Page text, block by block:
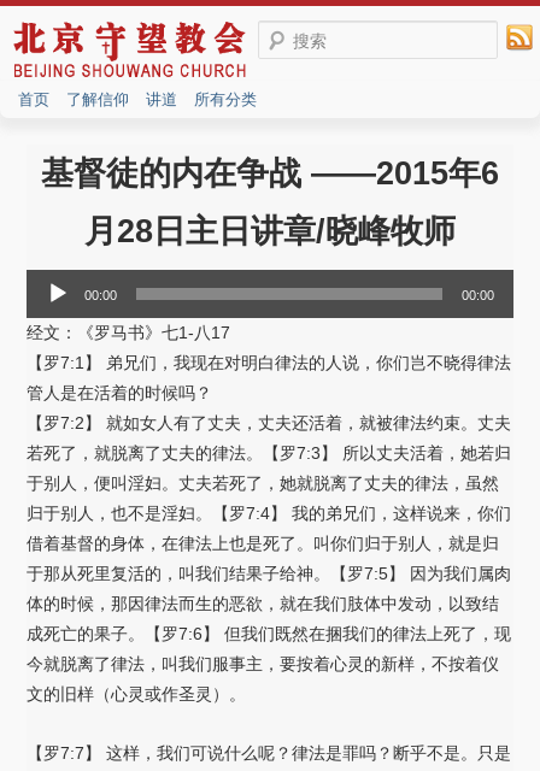
搜索
首页 了解信仰 讲道 所有分类
基督徒的内在争战 ——2015年6
月28日主日讲章/晓峰牧师
播
放
器
00:00 00:00
经文：《罗马书》七1-八17
【罗7:1】 弟兄们，我现在对明白律法的人说，你们岂不晓得律法
管人是在活着的时候吗？
【罗7:2】 就如女人有了丈夫，丈夫还活着，就被律法约束。丈夫
若死了，就脱离了丈夫的律法。【罗7:3】 所以丈夫活着，她若归
于别人，便叫淫妇。丈夫若死了，她就脱离了丈夫的律法，虽然
归于别人，也不是淫妇。【罗7:4】 我的弟兄们，这样说来，你们
借着基督的身体，在律法上也是死了。叫你们归于别人，就是归
于那从死里复活的，叫我们结果子给神。【罗7:5】 因为我们属肉
体的时候，那因律法而生的恶欲，就在我们肢体中发动，以致结
成死亡的果子。【罗7:6】 但我们既然在捆我们的律法上死了，现
今就脱离了律法，叫我们服事主，要按着心灵的新样，不按着仪
文的旧样（心灵或作圣灵）。
【罗7:7】 这样，我们可说什么呢？律法是罪吗？断乎不是。只是